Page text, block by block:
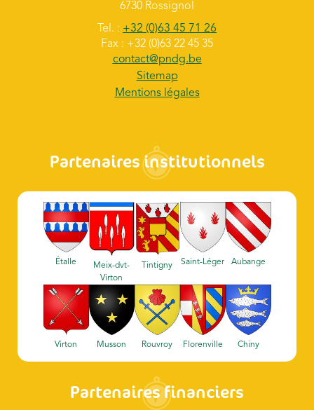
6730 Rossignol
Tel. : +32 (0)63 45 71 26
Fax : +32 (0)63 22 45 35
contact@pndg.be
Sitemap
Mentions légales
Partenaires institutionnels
Étalle
Meix-dvt-
Virton
Tintigny Saint-Léger Aubange
Virton Musson Rouvroy Florenville Chiny
Partenaires financiers